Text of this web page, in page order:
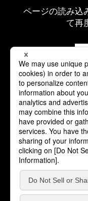
ページの読み込
て再